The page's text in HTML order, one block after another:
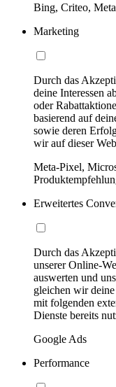
Bing, Criteo,
Marketing
Durch das
deine Interessen
oder
basierend auf
sowie deren
wir auf dieser
Meta-Pixel,
Erweitertes
Durch das
unserer Online-
auswerten und
gleichen wir deine
mit folgenden
Dienste bereits
Google Ads
Performance